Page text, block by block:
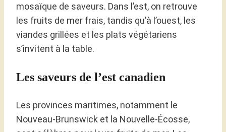
mosaïque de saveurs. Dans l’est, on retrouve
les fruits de mer frais, tandis qu’à l’ouest, les
viandes grillées et les plats végétariens
s’invitent à la table.
Les saveurs de l’est canadien
Les provinces maritimes, notamment le
Nouveau-Brunswick et la Nouvelle-Écosse,